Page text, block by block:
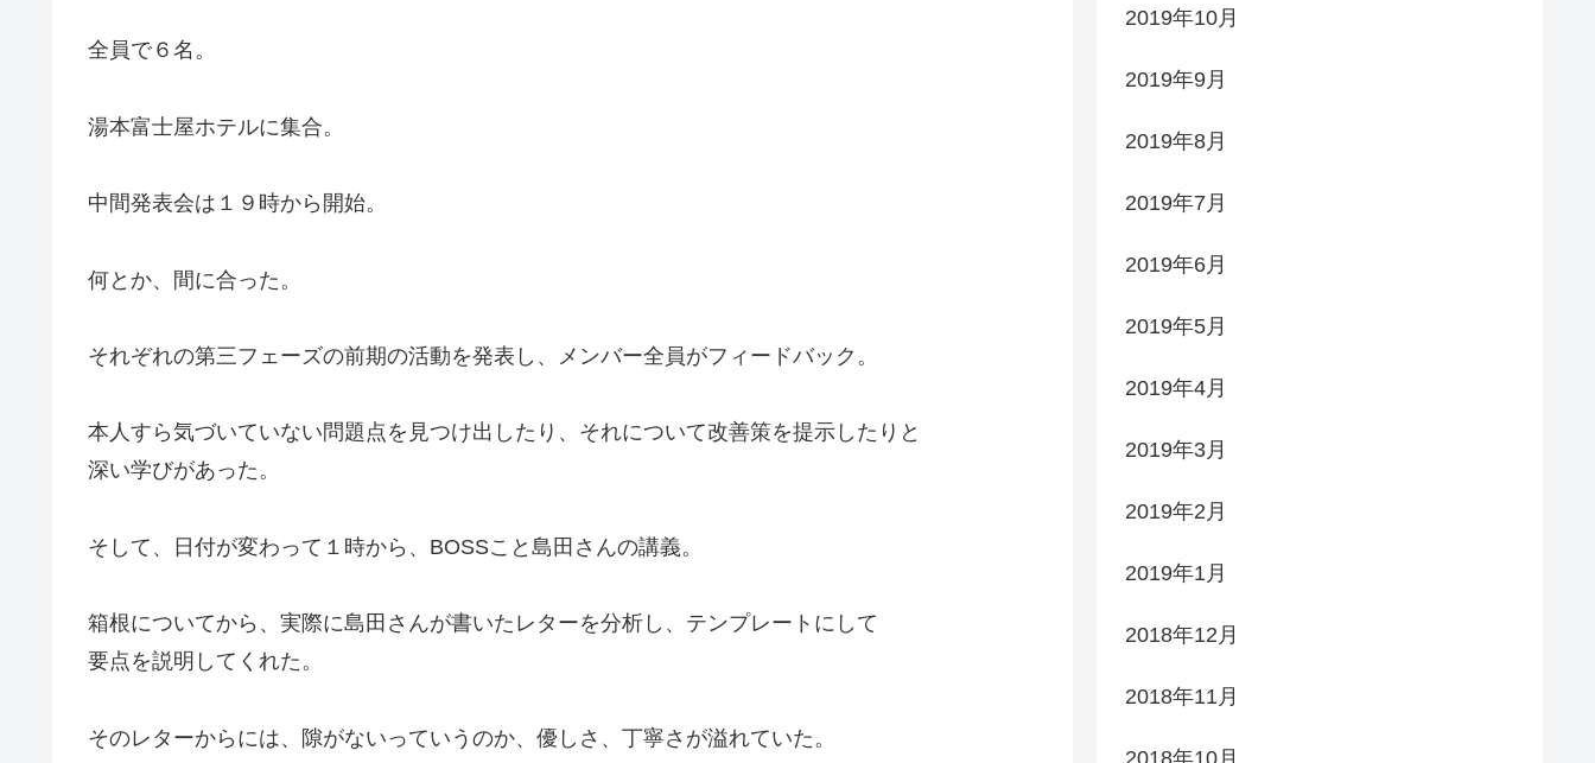
全員で６名。
湯本富士屋ホテルに集合。
中間発表会は１９時から開始。
何とか、間に合った。
それぞれの第三フェーズの前期の活動を発表し、メンバー全員がフィードバック。
本人すら気づいていない問題点を見つけ出したり、それについて改善策を提示したりと
深い学びがあった。
そして、日付が変わって１時から、BOSSこと島田さんの講義。
箱根についてから、実際に島田さんが書いたレターを分析し、テンプレートにして
要点を説明してくれた。
そのレターからには、隙がないっていうのか、優しさ、丁寧さが溢れていた。
2019年10月
2019年9月
2019年8月
2019年7月
2019年6月
2019年5月
2019年4月
2019年3月
2019年2月
2019年1月
2018年12月
2018年11月
2018年10月